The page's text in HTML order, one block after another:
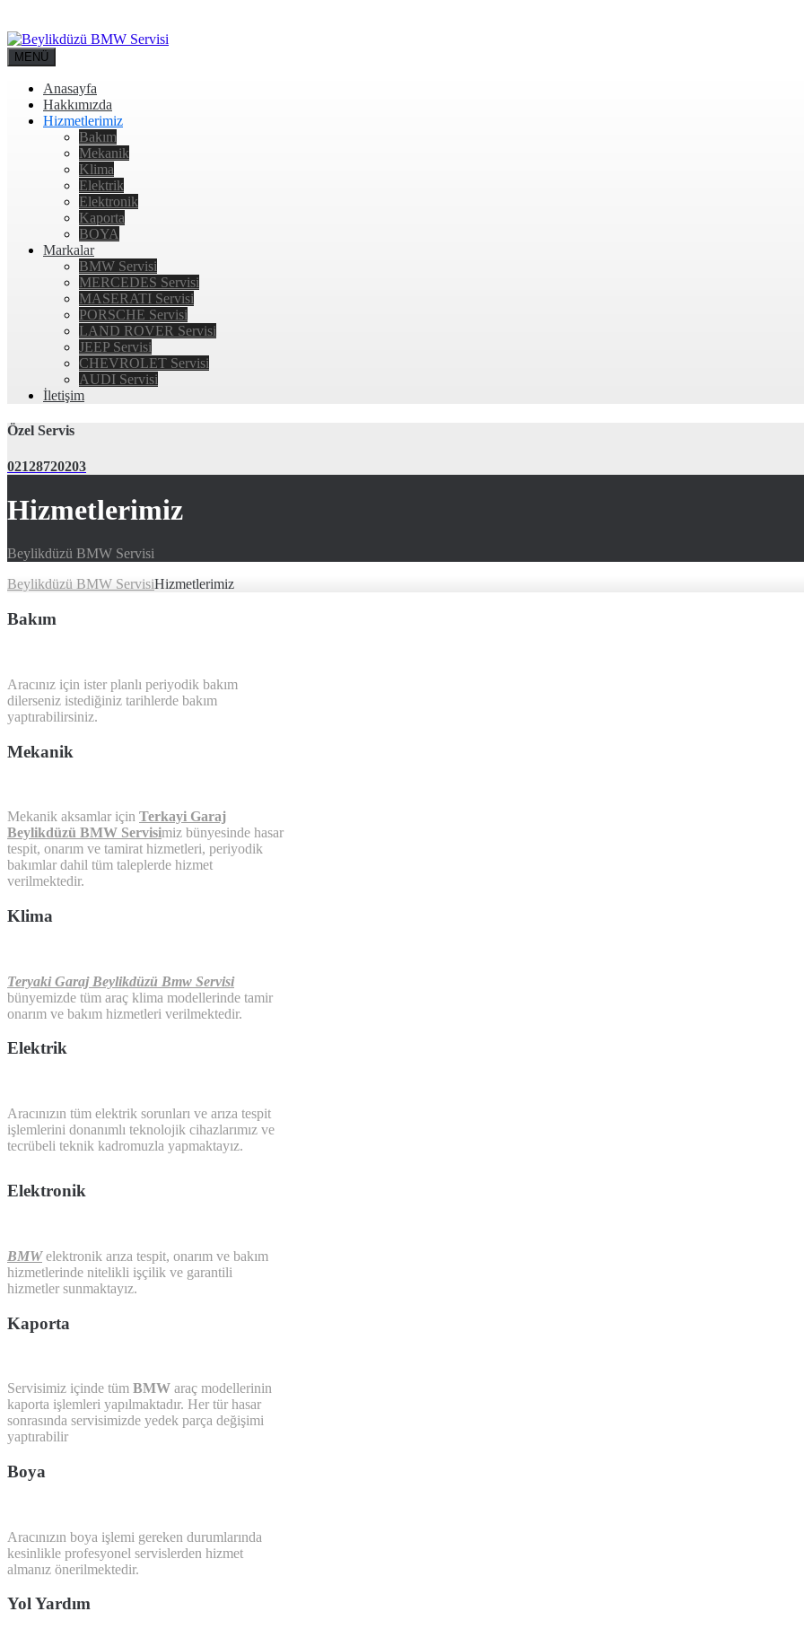
MENÜ
Anasayfa
Hakkımızda
Hizmetlerimiz
Bakım
Mekanik
Klima
Elektrik
Elektronik
Kaporta
BOYA
Markalar
BMW Servisi
MERCEDES Servisi
MASERATI Servisi
PORSCHE Servisi
LAND ROVER Servisi
JEEP Servisi
CHEVROLET Servisi
AUDI Servisi
İletişim
Özel Servis
02128720203
Hizmetlerimiz
Beylikdüzü BMW Servisi
Beylikdüzü BMW ServisiHizmetlerimiz
Bakım
Aracınız için ister planlı periyodik bakım
dilerseniz istediğiniz tarihlerde bakım
yaptırabilirsiniz.
Mekanik
Mekanik aksamlar için Terkayi Garaj
Beylikdüzü BMW Servisimiz bünyesinde hasar
tespit, onarım ve tamirat hizmetleri, periyodik
bakımlar dahil tüm taleplerde hizmet
verilmektedir.
Klima
Teryaki Garaj Beylikdüzü Bmw Servisi
bünyemizde tüm araç klima modellerinde tamir
onarım ve bakım hizmetleri verilmektedir.
Elektrik
Aracınızın tüm elektrik sorunları ve arıza tespit
işlemlerini donanımlı teknolojik cihazlarımız ve
tecrübeli teknik kadromuzla yapmaktayız.
Elektronik
BMWelektronik arıza tespit, onarım ve bakım
hizmetlerinde nitelikli işçilik ve garantili
hizmetler sunmaktayız.
Kaporta
Servisimiz içinde tüm BMW araç modellerinin
kaporta işlemleri yapılmaktadır. Her tür hasar
sonrasında servisimizde yedek parça değişimi
yaptırabilir
Boya
Aracınızın boya işlemi gereken durumlarında
kesinlikle profesyonel servislerden hizmet
almanız önerilmektedir.
Yol Yardım